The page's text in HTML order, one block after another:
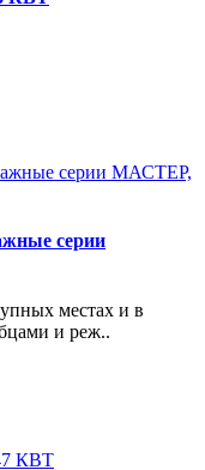
серии
местах и в
и реж..